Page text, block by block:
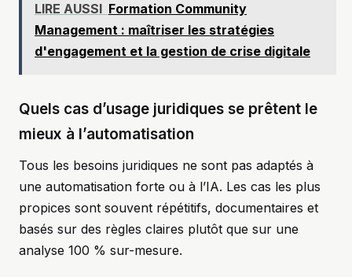
LIRE AUSSI Formation Community
Management : maîtriser les stratégies
d'engagement et la gestion de crise digitale
Quels cas d’usage juridiques se prêtent le
mieux à l’automatisation
Tous les besoins juridiques ne sont pas adaptés à
une automatisation forte ou à l’IA. Les cas les plus
propices sont souvent répétitifs, documentaires et
basés sur des règles claires plutôt que sur une
analyse 100 % sur-mesure.